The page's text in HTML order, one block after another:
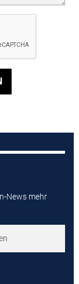
News mehr